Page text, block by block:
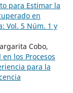
para Estimar la
en
Vol. 5 Núm. 1 y
Cobo,
los Procesos
para la